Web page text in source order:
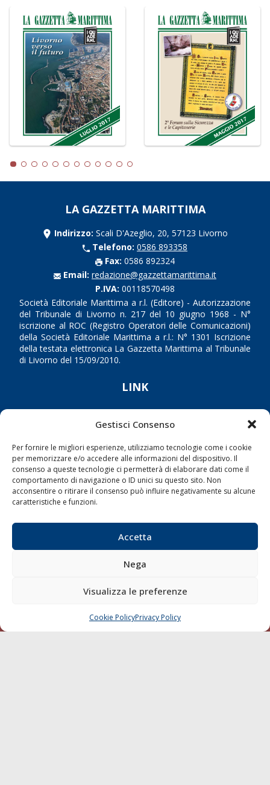
Gestisci Consenso
Per fornire le migliori esperienze, utilizziamo tecnologie come i cookie
per memorizzare e/o accedere alle informazioni del dispositivo. Il
consenso a queste tecnologie ci permetterà di elaborare dati come il
comportamento di navigazione o ID unici su questo sito. Non
acconsentire o ritirare il consenso può influire negativamente su alcune
caratteristiche e funzioni.
Accetta
Nega
Visualizza le preferenze
Cookie PolicyPrivacy Policy
LA GAZZETTA MARITTIMA
Indirizzo: Scali D'Azeglio, 20, 57123 Livorno
Telefono: 0586 893358
Fax: 0586 892324
Email: redazione@gazzettamarittima.it
P.IVA: 00118570498
Società Editoriale Marittima a r.l. (Editore) - Autorizzazione
del Tribunale di Livorno n. 217 del 10 giugno 1968 - N°
iscrizione al ROC (Registro Operatori delle Comunicazioni)
della Società Editoriale Marittima a r.l.: N° 1301 Iscrizione
della testata elettronica La Gazzetta Marittima al Tribunale
di Livorno del 15/09/2010.
LINK
Trasporti
Varie
Sostenibilità
Compagnie di Navigazione
Blue economy
Diporto
Chi siamo
SEGUI
CHIAMA SCRIVI